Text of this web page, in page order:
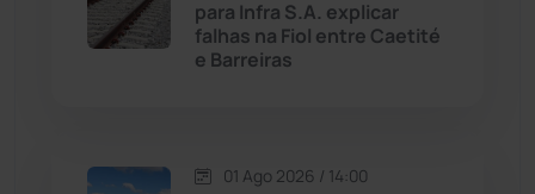
Mortugaba (31)
Oliveira dos Brejinhos
para Infra S.A. explicar
falhas na Fiol entre Caetité
e Barreiras
01 Ago 2026 / 14:00